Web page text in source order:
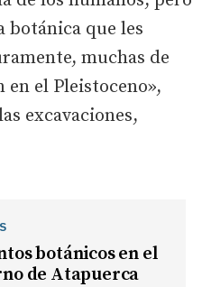
botánica que les
muchas de
en el Pleistoceno»,
excavaciones,
botánicos en el
de Atapuerca